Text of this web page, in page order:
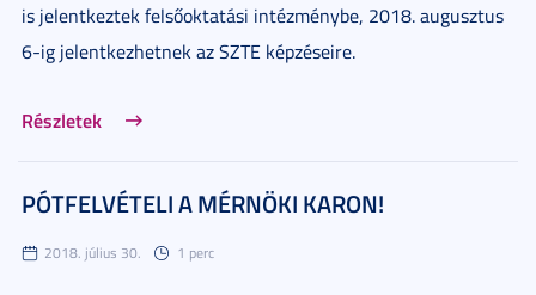
is jelentkeztek felsőoktatási intézménybe, 2018. augusztus
6-ig jelentkezhetnek az SZTE képzéseire.
Részletek
PÓTFELVÉTELI A MÉRNÖKI KARON!
2018. július 30. 1 perc